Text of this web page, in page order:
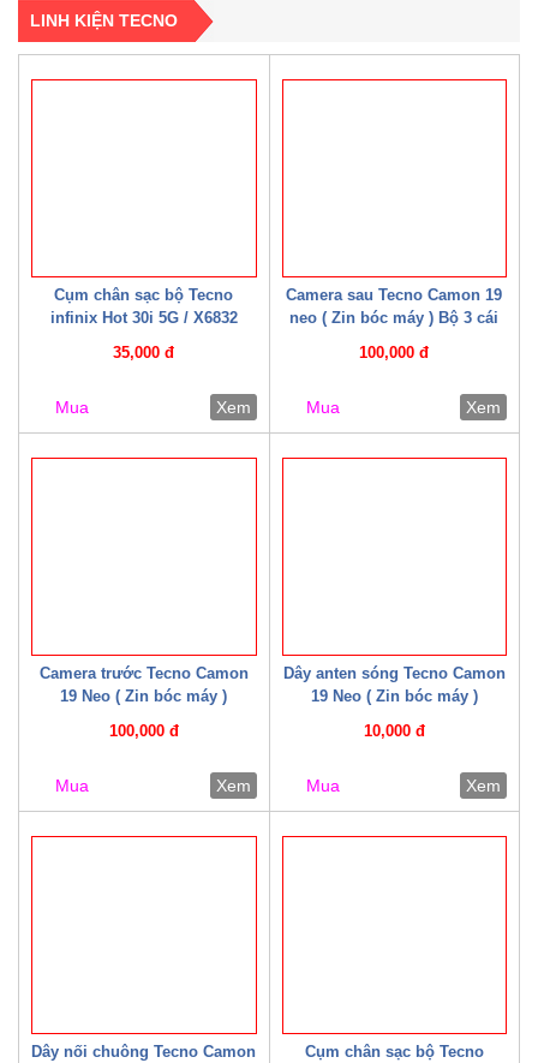
LINH KIỆN TECNO
Cụm chân sạc bộ Tecno
infinix Hot 30i 5G / X6832
35,000 đ
Mua Xem
Camera sau Tecno Camon 19
neo ( Zin bóc máy ) Bộ 3 cái
100,000 đ
Mua Xem
Camera trước Tecno Camon
19 Neo ( Zin bóc máy )
100,000 đ
Mua Xem
Dây anten sóng Tecno Camon
19 Neo ( Zin bóc máy )
10,000 đ
Mua Xem
Dây nối chuông Tecno Camon
Cụm chân sạc bộ Tecno